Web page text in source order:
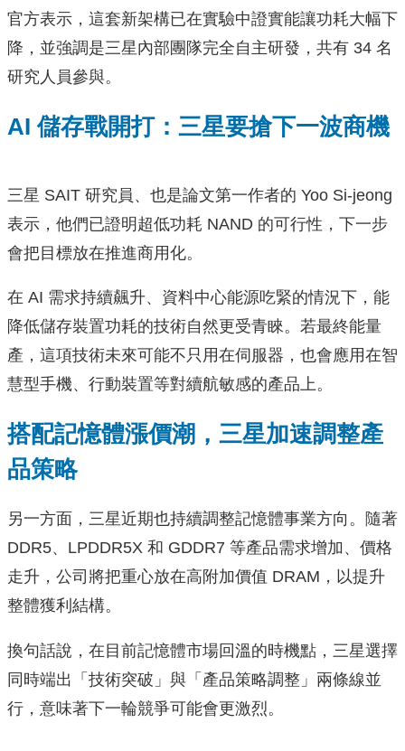
官方表示，這套新架構已在實驗中證實能讓功耗大幅下
降，並強調是三星內部團隊完全自主研發，共有 34 名
研究人員參與。
AI 儲存戰開打：三星要搶下一波商機
三星 SAIT 研究員、也是論文第一作者的 Yoo Si-jeong
表示，他們已證明超低功耗 NAND 的可行性，下一步
會把目標放在推進商用化。
在 AI 需求持續飆升、資料中心能源吃緊的情況下，能
降低儲存裝置功耗的技術自然更受青睞。若最終能量
產，這項技術未來可能不只用在伺服器，也會應用在智
慧型手機、行動裝置等對續航敏感的產品上。
搭配記憶體漲價潮，三星加速調整產
品策略
另一方面，三星近期也持續調整記憶體事業方向。隨著
DDR5、LPDDR5X 和 GDDR7 等產品需求增加、價格
走升，公司將把重心放在高附加價值 DRAM，以提升
整體獲利結構。
換句話說，在目前記憶體市場回溫的時機點，三星選擇
同時端出「技術突破」與「產品策略調整」兩條線並
行，意味著下一輪競爭可能會更激烈。